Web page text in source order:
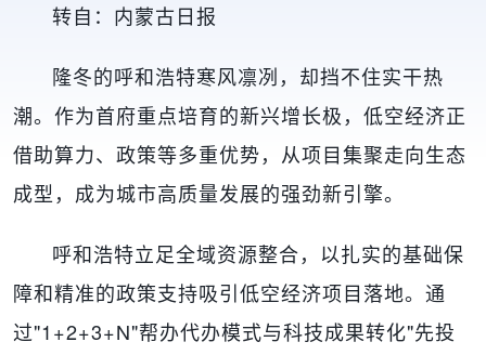
转自：内蒙古日报
隆冬的呼和浩特寒风凛冽，却挡不住实干热
潮。作为首府重点培育的新兴增长极，低空经济正
借助算力、政策等多重优势，从项目集聚走向生态
成型，成为城市高质量发展的强劲新引擎。
呼和浩特立足全域资源整合，以扎实的基础保
障和精准的政策支持吸引低空经济项目落地。通
过"1+2+3+N"帮办代办模式与科技成果转化"先投